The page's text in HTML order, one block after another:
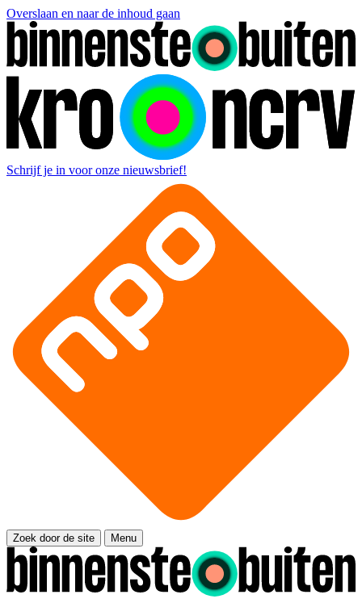
Overslaan en naar de inhoud gaan
Schrijf je in voor onze nieuwsbrief!
Zoek door de site Menu